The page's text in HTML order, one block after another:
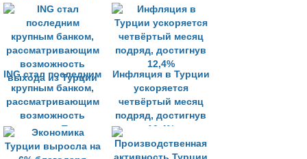
долларов
являются цены на
продукты питания
ING стал последним
крупным банком,
рассматривающим
возможность
выхода из Турции
Инфляция в Турции
ускоряется
четвёртый месяц
подряд, достигнув
12,4%